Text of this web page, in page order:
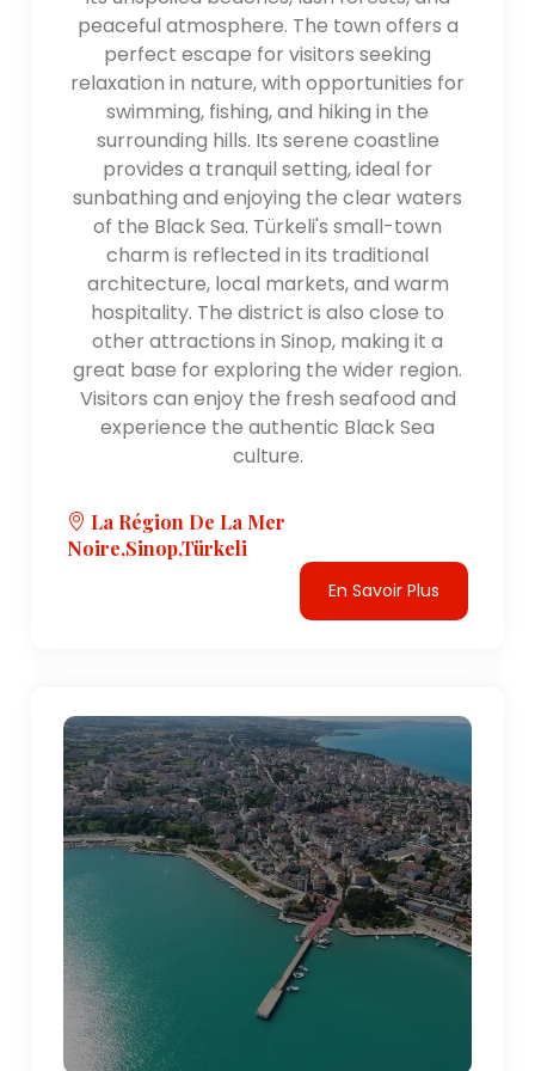
Cuisine locale : la cuisine de Sinop est
influencée par sa situation côtière. et propose
une gamme de délicieux plats de fruits de
mer. Quelques spécialités locales à essayer,
citons "Sinop Karalahana Çorbası" (soupe au
chou frisé), "Sinop Uskumru" (maquereau
grillé), "Sinop Balığı" (poisson à la Sinop) et
"Sinop Pidesi" (une variante locale du pain plat
turc).
Hébergement : Sinop propose une gamme
d'options d'hébergement, y compris les
hôtels, les maisons d’hôtes et les
hébergements de charme. La plupart les
hôtels sont situés à proximité du centre-ville
ou le long du littoral, offrant un accès facile
aux principales attractions et aux belles
peaceful atmosphere. The town offers a
perfect escape for visitors seeking
relaxation in nature, with opportunities for
swimming, fishing, and hiking in the
surrounding hills. Its serene coastline
provides a tranquil setting, ideal for
sunbathing and enjoying the clear waters
of the Black Sea. Türkeli's small-town
charm is reflected in its traditional
architecture, local markets, and warm
hospitality. The district is also close to
other attractions in Sinop, making it a
great base for exploring the wider region.
Visitors can enjoy the fresh seafood and
experience the authentic Black Sea
culture.
La Région De La Mer
Noire,Sinop,Türkeli
En Savoir Plus